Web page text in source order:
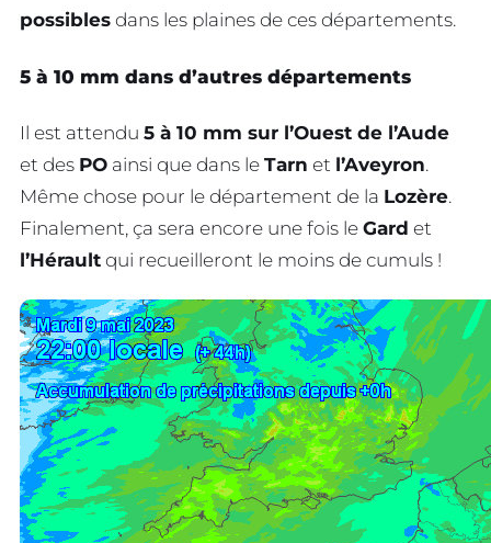
possibles dans les plaines de ces départements.
5 à 10 mm dans d’autres départements
Il est attendu 5 à 10 mm sur l’Ouest de l’Aude
et des PO ainsi que dans le Tarn et l’Aveyron.
Même chose pour le département de la Lozère.
Finalement, ça sera encore une fois le Gard et
l’Hérault qui recueilleront le moins de cumuls !